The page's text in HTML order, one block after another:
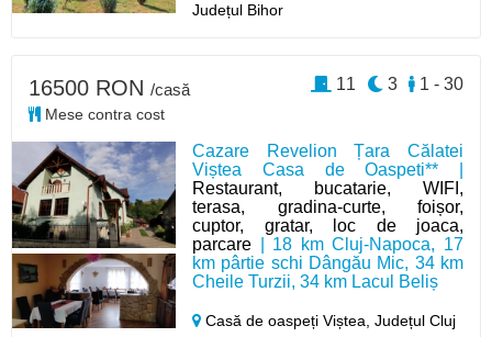
Județul Bihor
Cazare Revelion Țara Călatei
Viștea Casa de Oaspeti** |
Restaurant, bucatarie, WIFI,
terasa, gradina-curte, foișor,
cuptor, gratar, loc de joaca,
parcare | 18 km Cluj-Napoca, 17
km pârtie schi Dângău Mic, 34 km
Cheile Turzii, 34 km Lacul Beliș
Casă de oaspeți Viștea,Județul Cluj
16500 RON /casă
Mese contra cost
1 - 30
3
11